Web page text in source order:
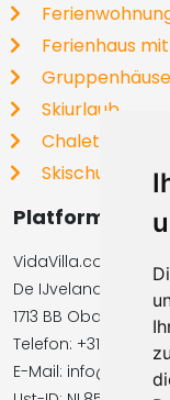
Ferienhaus
Skiurlaub
Chalets
Skischulen
VidaVilla.com BV
De IJvelandssloot 20
1713 BB Obdam,
Telefon:
E-Mail: